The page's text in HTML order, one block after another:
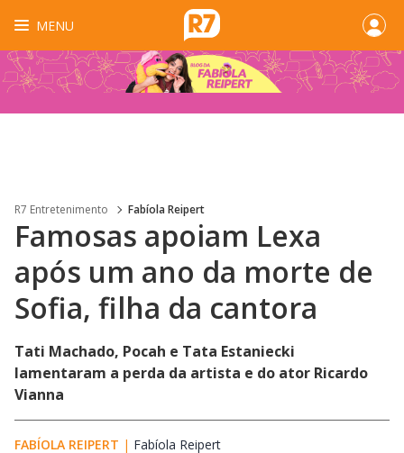
MENU
R7 Entretenimento Fabíola Reipert
Famosas apoiam Lexa
após um ano da morte de
Sofia, filha da cantora
Tati Machado, Pocah e Tata Estaniecki
lamentaram a perda da artista e do ator Ricardo
Vianna
FABÍOLA REIPERT | Fabíola Reipert